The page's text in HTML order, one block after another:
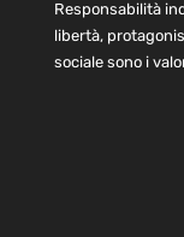
Responsabilità
libertà,
sociale sono i